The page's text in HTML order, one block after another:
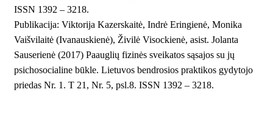
ISSN 1392 – 3218.
Publikacija: Viktorija Kazerskaitė, Indrė Eringienė, Monika
Vaišvilaitė (Ivanauskienė), Živilė Visockienė, asist. Jolanta
Sauserienė (2017) Paauglių fizinės sveikatos sąsajos su jų
psichosocialine būkle. Lietuvos bendrosios praktikos gydytojo
priedas Nr. 1. T 21, Nr. 5, psl.8. ISSN 1392 – 3218.